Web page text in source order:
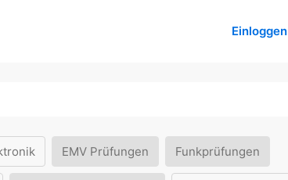
Einloggen
EMV Prüfungen Funkprüfungen